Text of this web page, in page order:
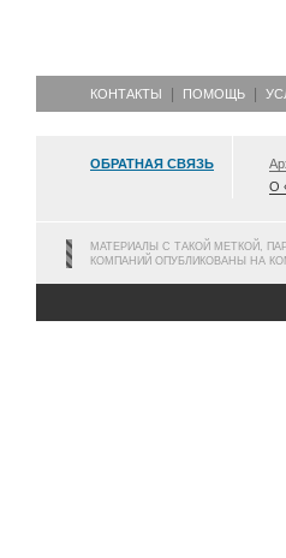
КОНТАКТЫ ПОМОЩЬ
ОБРАТНАЯ СВЯЗЬ
О
МАТЕРИАЛЫ С ТАКОЙ МЕТКОЙ,
КОМПАНИЙ ОПУБЛИКОВАНЫ НА